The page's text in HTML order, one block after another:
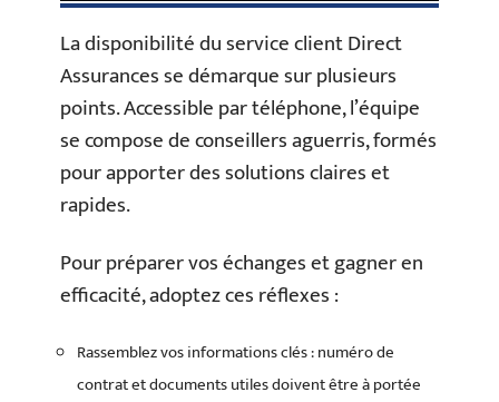
La disponibilité du service client Direct
Assurances se démarque sur plusieurs
points. Accessible par téléphone, l’équipe
se compose de conseillers aguerris, formés
pour apporter des solutions claires et
rapides.
Pour préparer vos échanges et gagner en
efficacité, adoptez ces réflexes :
Rassemblez vos informations clés : numéro de
contrat et documents utiles doivent être à portée